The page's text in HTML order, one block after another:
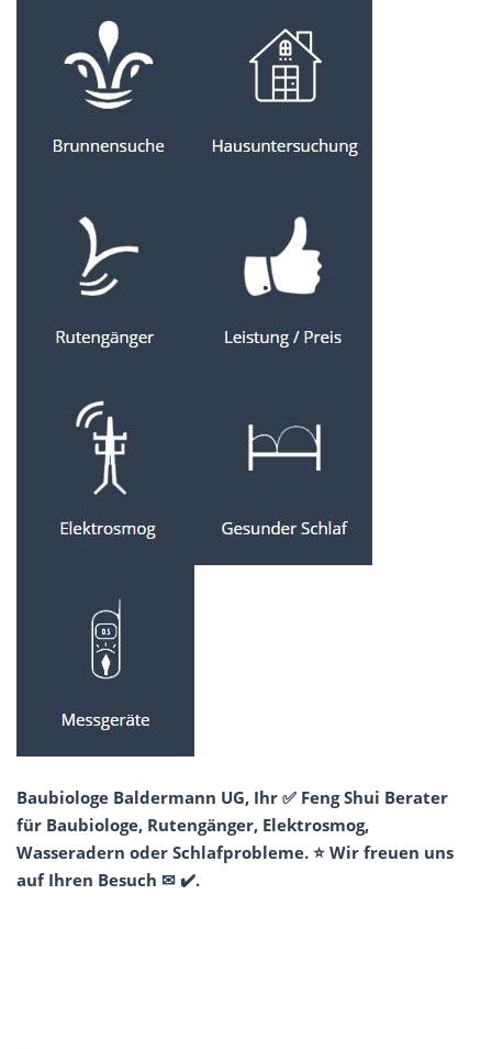
Baubiologe Baldermann UG, Ihr ✅ Feng Shui Berater
für Baubiologe, Rutengänger, Elektrosmog,
Wasseradern oder Schlafprobleme. ⭐ Wir freuen uns
auf Ihren Besuch ✉ ✔️.